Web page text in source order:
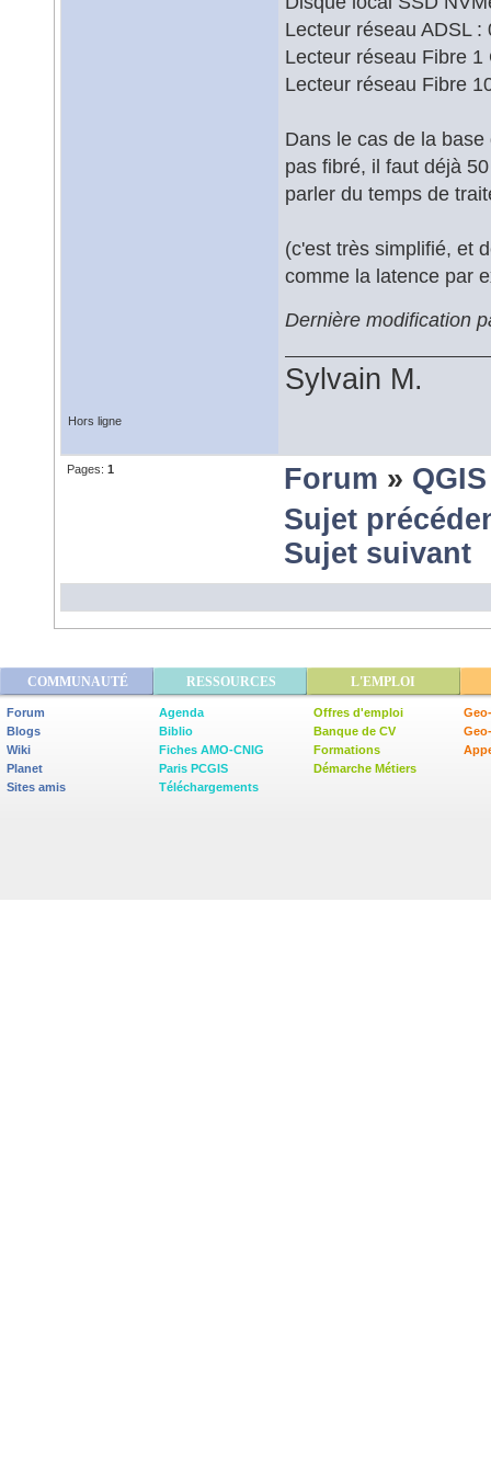
Lecteur réseau ADSL :
Lecteur réseau Fibre
Lecteur réseau Fibre
Dans le cas de la
pas fibré, il faut déjà
parler du temps de
(c'est très simplifié, et
comme la latence par
Dernière modification
Sylvain M.
Hors ligne
Pages: 1 Forum » QGIS
Sujet
Sujet suivant
COMMUNAUTÉ RESSOURCES L'EMPLOI
Forum
Blogs
Wiki
Planet
Sites amis
Agenda
Biblio
Fiches AMO-CNIG
Paris PCGIS
Téléchargements
Offres d'emploi
Banque de CV
Formations
Démarche Métiers